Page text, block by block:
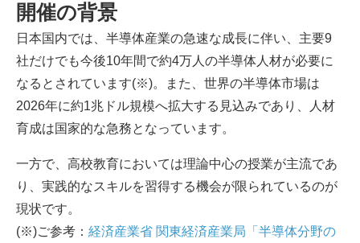
開催の背景
日本国内では、半導体産業の急速な成長に伴い、主要9
社だけでも今後10年間で約4万人の半導体人材が必要に
なるとされています(※)。また、世界の半導体市場は
2026年に約1兆ドル規模へ拡大する見込みであり、人材
育成は国家的な急務となっています。
一方で、高校教育においては理論中心の授業が主流であ
り、実践的なスキルを習得する機会が限られているのが
現状です。
(※)ご参考： 経済産業省 関東経済産業局「半導体分野の